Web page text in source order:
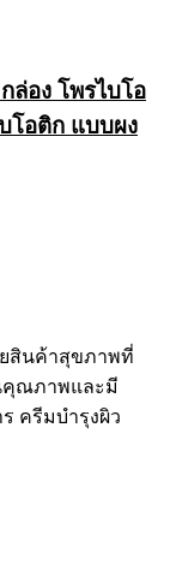
ล่อง โพรไบโอ
โอติก แบบผง
ยสินค้าสุขภาพที่
คุณภาพและมี
ครีมบำรุงผิว